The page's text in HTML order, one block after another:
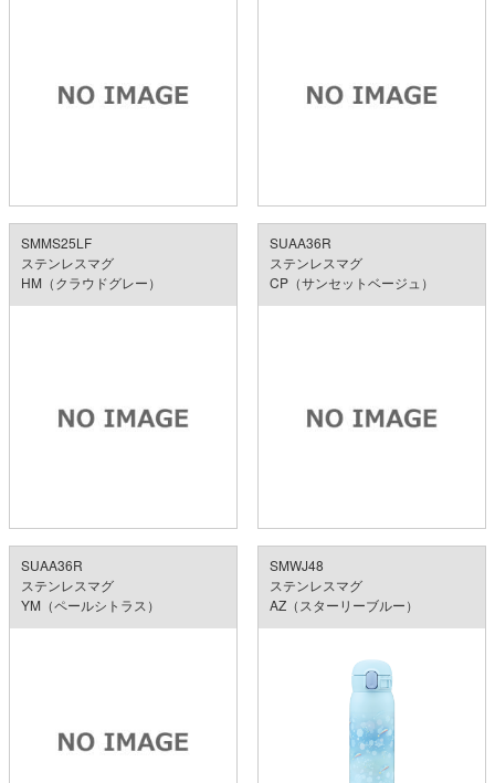
SMMS25LF
ステンレスマグ
HM（クラウドグレー）
SUAA36R
ステンレスマグ
CP（サンセットベージュ）
SUAA36R
ステンレスマグ
YM（ペールシトラス）
SMWJ48
ステンレスマグ
AZ（スターリーブルー）